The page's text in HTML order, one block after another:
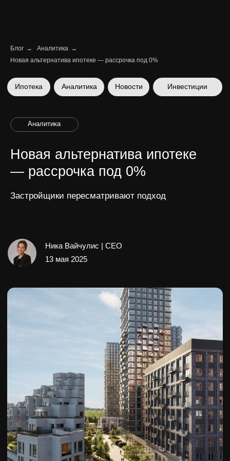
Блог → Аналитика →
Новая альтернатива ипотеке — рассрочка под 0%
Ипотека Аналитика Новости Инвестиции
Ника Вайчулис | CEO
— рассрочка под 0%
Аналитика